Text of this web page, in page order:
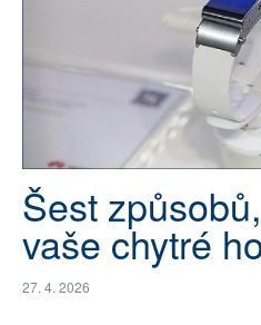
NEJČTENĚJŠÍ ZA 7 DNÍ
PŘÍSPĚVKY NA PROVOZ
SOCIÁLNÍ SÍTĚ
RUBRIKY
Šest
vaše chytré
27. 4. 2026